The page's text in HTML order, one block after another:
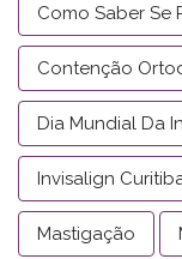
Como Saber Se
Contenção
Dia Mundial Da
Invisalign
Mastigação